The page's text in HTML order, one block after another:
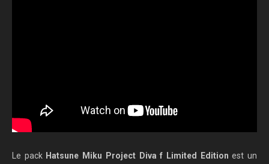
Le pack Hatsune Miku Project Diva f Limited Edition est un